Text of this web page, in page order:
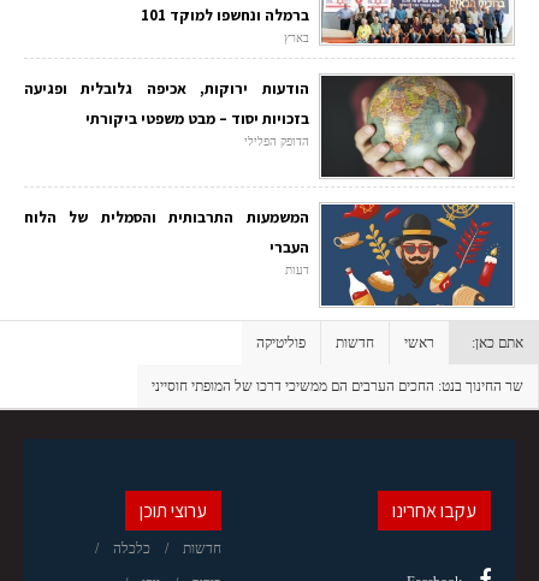
ברמלה ונחשפו למוקד 101
בארץ
הודעות ירוקות, אכיפה גלובלית ופגיעה
בזכויות יסוד – מבט משפטי ביקורתי
הדופק הפלילי
המשמעות התרבותית והסמלית של הלוח
העברי
דעות
אתם כאן: ראשי חדשות פוליטיקה
שר החינוך בנט: החכים הערבים הם ממשיכי דרכו של המופתי חוסייני
ערוצי תוכן
חדשות כלכלה
עקבו אחרינו